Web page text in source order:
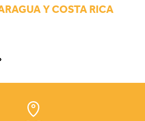
Y COSTA RICA